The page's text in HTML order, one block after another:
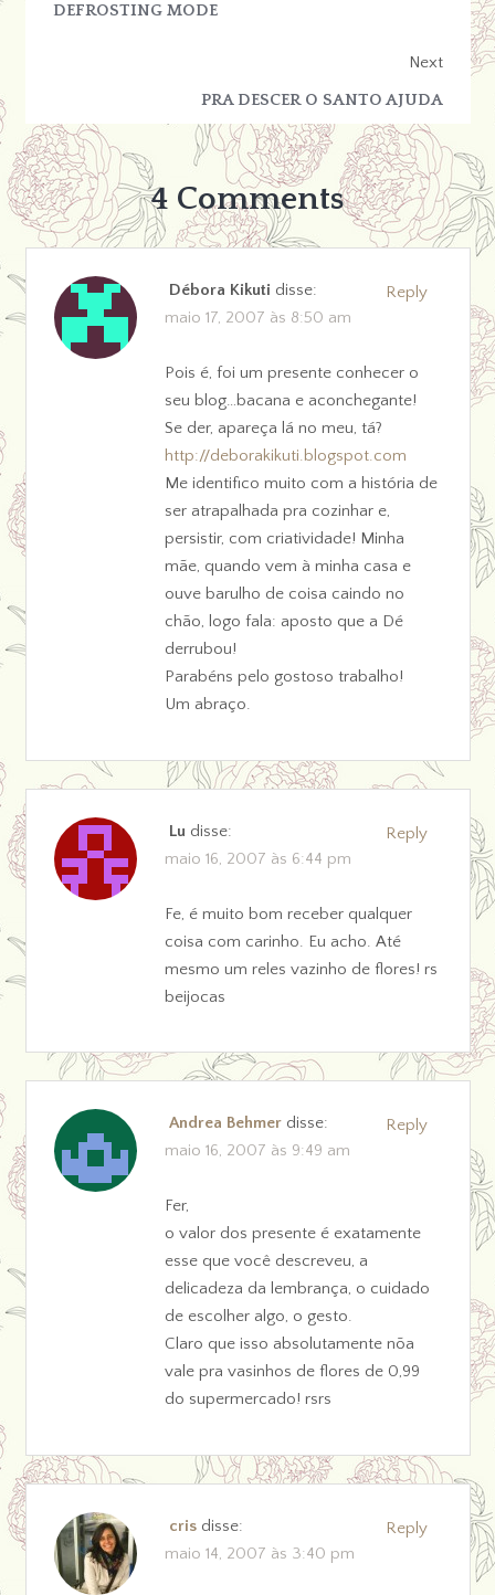
DEFROSTING MODE
Next
PRA DESCER O SANTO AJUDA
4 Comments
Débora Kikuti disse:
maio 17, 2007 às 8:50 am
Pois é, foi um presente conhecer o
seu blog…bacana e aconchegante!
Se der, apareça lá no meu, tá?
http://deborakikuti.blogspot.com
Me identifico muito com a história de
ser atrapalhada pra cozinhar e,
persistir, com criatividade! Minha
mãe, quando vem à minha casa e
ouve barulho de coisa caindo no
chão, logo fala: aposto que a Dé
derrubou!
Parabéns pelo gostoso trabalho!
Um abraço.
Reply
Lu disse:
maio 16, 2007 às 6:44 pm
Fe, é muito bom receber qualquer
coisa com carinho. Eu acho. Até
mesmo um reles vazinho de flores! rs
beijocas
Reply
Andrea Behmer disse:
maio 16, 2007 às 9:49 am
Fer,
o valor dos presente é exatamente
esse que você descreveu, a
delicadeza da lembrança, o cuidado
de escolher algo, o gesto.
Claro que isso absolutamente nõa
vale pra vasinhos de flores de 0,99
do supermercado! rsrs
Reply
cris disse:
maio 14, 2007 às 3:40 pm
Reply